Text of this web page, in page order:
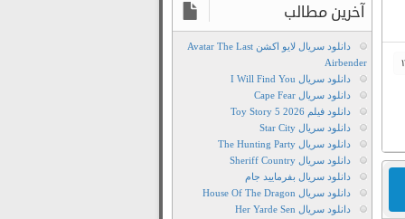
آخرین مطالب
دانلود سریال لایو اکشن Avatar The Last
Airbender
دانلود سریال I Will Find You
دانلود سریال Cape Fear
دانلود فیلم Toy Story 5 2026
دانلود سریال Star City
دانلود سریال The Hunting Party
دانلود سریال Sheriff Country
دانلود سریال بفرمایید جام
دانلود سریال House Of The Dragon
دانلود سریال Her Yarde Sen